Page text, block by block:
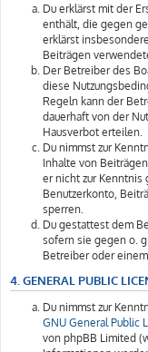
Du erklärst mit der
enthält, die gegen
erklärst
Beiträgen
Der Betreiber des
diese
Regeln kann der
dauerhaft von der
Hausverbot erteilen.
Du nimmst zur
Inhalte von
er nicht zur Kenntnis
Benutzerkonto,
sperren.
Du gestattest dem
sofern sie gegen o.
Betreiber oder
4. GENERAL PUBLIC
Du nimmst zur
GNU General Public
von phpBB Limited